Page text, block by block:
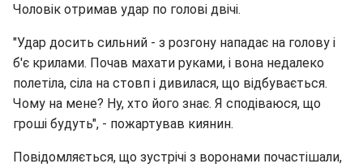
Чоловік отримав удар по голові двічі.
"Удар досить сильний - з розгону нападає на голову і
б'є крилами. Почав махати руками, і вона недалеко
полетіла, сіла на стовп і дивилася, що відбувається.
Чому на мене? Ну, хто його знає. Я сподіваюся, що
гроші будуть", - пожартував киянин.
Повідомляється, що зустрічі з воронами почастішали,